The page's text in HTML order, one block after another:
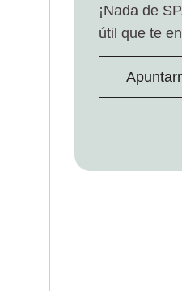
¡Nada de
útil que te